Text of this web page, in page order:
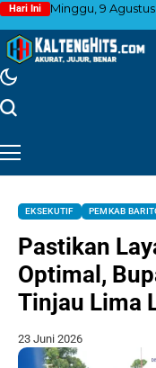
Hari Ini Minggu, 9
EKSEKUTIF PEMKAB
Pastikan
Optimal,
Tinjau Lima
23 Juni 2026